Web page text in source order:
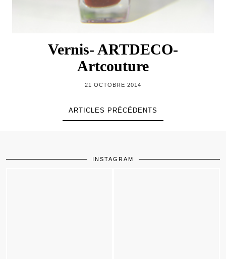
Vernis- ARTDECO-
Artcouture
21 OCTOBRE 2014
ARTICLES PRÉCÉDENTS
INSTAGRAM